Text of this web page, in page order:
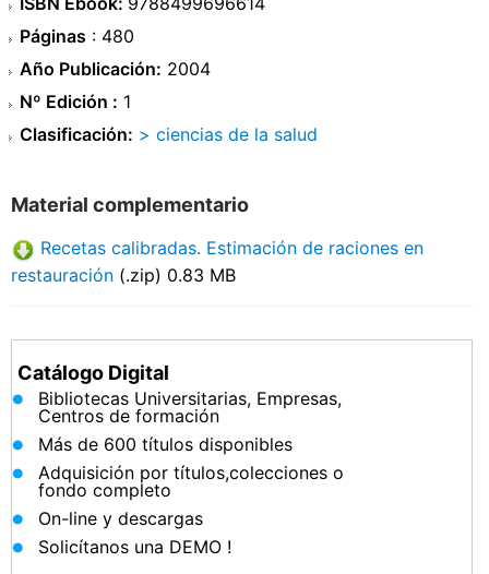
Páginas : 480
Año Publicación: 2004
Nº Edición : 1
Clasificación: > ciencias de la salud
Material complementario
Recetas calibradas. Estimación de raciones en
restauración (.zip) 0.83 MB
Catálogo Digital
Bibliotecas Universitarias, Empresas,
Centros de formación
Más de 600 títulos disponibles
Adquisición por títulos,colecciones o
fondo completo
On-line y descargas
Solicítanos una DEMO !